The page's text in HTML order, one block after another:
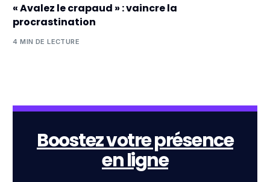
« Avalez le crapaud » : vaincre la
procrastination
4 MIN DE LECTURE
Boostez votre présence
en ligne